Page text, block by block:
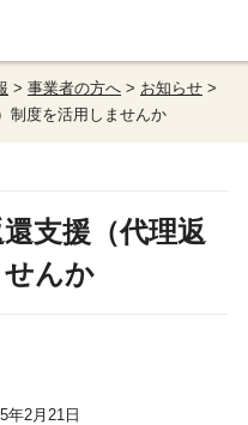
> 事業者の方へ > お知らせ >
制度を活用しませんか
支援（代理返
んか
2月21日